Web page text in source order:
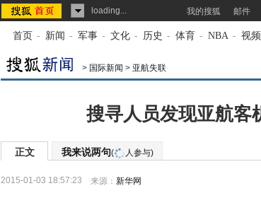
loading... 我的搜狐 邮件
首页 - 新闻 - 军事 - 文化 - 历史 - 体育 - NBA - 视频
> 国际新闻 > 亚航失联
搜寻人员发现亚航客
正文 我来说两句( 人参与)
2015-01-03 18:57:23 来源： 新华网